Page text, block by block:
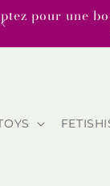
pour une